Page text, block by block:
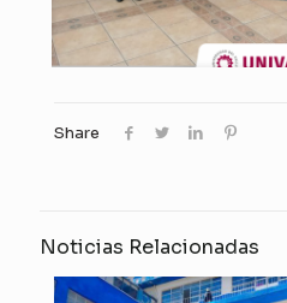
Share
Noticias Relacionadas